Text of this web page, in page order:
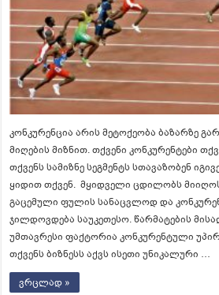
კონკურენცია არის მეტოქეობა ბაზარზე
მიღების მიზნით. თქვენი კონკურენტები
თქვენს სამიზნე სეგმენტს სთავაზობენ
ყიდით თქვენ. მყიდველი ცდილობს
გაცემული ფულის სანაცვლოდ და
ჯილდოვდება საუკეთესო. წარმატების
უმთავრესი ფაქტორია კონკურენტული
თქვენს ბიზნესს აქვს ისეთი უნიკალური …
ვრცლად »